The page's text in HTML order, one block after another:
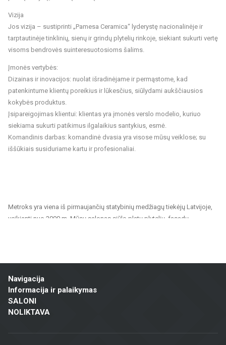
Vizija
Jos vizija – sustiprinti „Pamesa Ceramica“ lyderystę nacionalinėje ir
tarptautinėje tinklinių, sienų ir grindų plytelių rinkoje, siekiant sukurti vertę
visoms bendrovės suinteresuotosioms šalims.
Įmonės vertybės:
Dizainas ir inovacijos: nuolat išradinėjame ir permąstome, kad
patenkintume klientų poreikius ir lūkesčius, siūlydami aukščiausios
kokybės produktus.
Įsipareigojimas klientui: klientas yra įmonės verslo modelio, kuriuo
siekiama sukurti patikimus ilgalaikius santykius, esmė.
Komandinis darbas: komandinė dvasia yra visose mūsų veiklose; su
iššūkiais susiduriame kartu ir profesionaliai.
Metroks yra viena iš pirmaujančių statybinių medžiagų tiekėjų Latvijoje,
veikianti nuo 2000 m. Mūsų salonas siūlo platų plytelių, fasadų
pastatų ir kitų patalpų apdailai.
Mūsų siūlomas asortimentas apima:
Sienų ir grindų plytelės: Įvairių dydžių, spalvų ir dizainų plytelės,
tinkamos vonios kambariams, virtuvėms, visuomeninėms patalpoms ir
ilgaamžiškumu ir estetiška išvaizda.
Navigacija
Informacija ir palaikymas
SALONI
NOLIKTAVA